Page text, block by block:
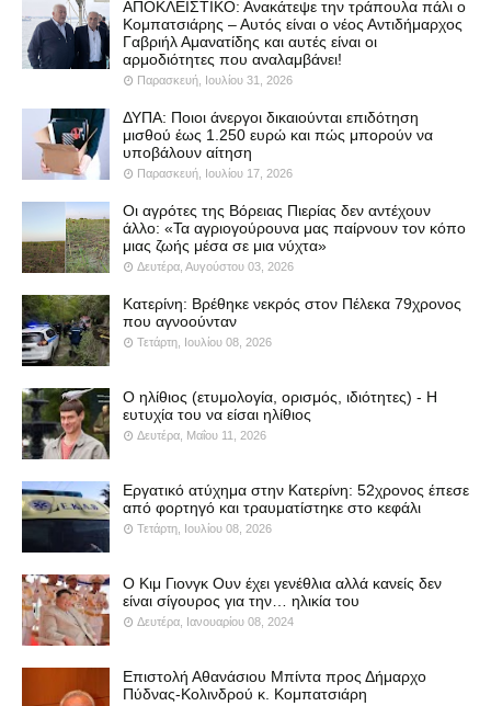
ΑΠΟΚΛΕΙΣΤΙΚΟ: Ανακάτεψε την τράπουλα πάλι ο
Κομπατσιάρης – Αυτός είναι ο νέος Αντιδήμαρχος
Γαβριήλ Αμανατίδης και αυτές είναι οι
αρμοδιότητες που αναλαμβάνει!
Παρασκευή, Ιουλίου 31, 2026
ΔΥΠΑ: Ποιοι άνεργοι δικαιούνται επιδότηση
μισθού έως 1.250 ευρώ και πώς μπορούν να
υποβάλουν αίτηση
Παρασκευή, Ιουλίου 17, 2026
Οι αγρότες της Βόρειας Πιερίας δεν αντέχουν
άλλο: «Τα αγριογούρουνα μας παίρνουν τον κόπο
μιας ζωής μέσα σε μια νύχτα»
Δευτέρα, Αυγούστου 03, 2026
Κατερίνη: Βρέθηκε νεκρός στον Πέλεκα 79χρονος
που αγνοούνταν
Τετάρτη, Ιουλίου 08, 2026
Ο ηλίθιος (ετυμολογία, ορισμός, ιδιότητες) - Η
ευτυχία του να είσαι ηλίθιος
Δευτέρα, Μαΐου 11, 2026
Εργατικό ατύχημα στην Κατερίνη: 52χρονος έπεσε
από φορτηγό και τραυματίστηκε στο κεφάλι
Τετάρτη, Ιουλίου 08, 2026
Ο Κιμ Γιονγκ Ουν έχει γενέθλια αλλά κανείς δεν
είναι σίγουρος για την… ηλικία του
Δευτέρα, Ιανουαρίου 08, 2024
Επιστολή Αθανάσιου Μπίντα προς Δήμαρχο
Πύδνας-Κολινδρού κ. Κομπατσιάρη